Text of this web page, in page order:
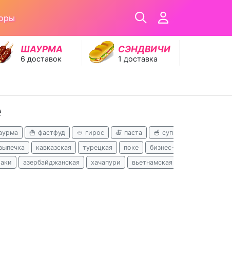
ШАУРМА
6 доставок
СЭНДВИЧИ
1 доставка
🍟 фастфуд 🥙 гирос 🍝 паста 🥣 супы
кавказская турецкая поке бизнес-ланчи
азербайджанская хачапури вьетнамская